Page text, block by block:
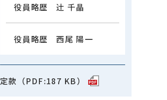
役員略歴 辻󠄀 千晶
役員略歴 西尾 陽一
定款（PDF:187 KB）